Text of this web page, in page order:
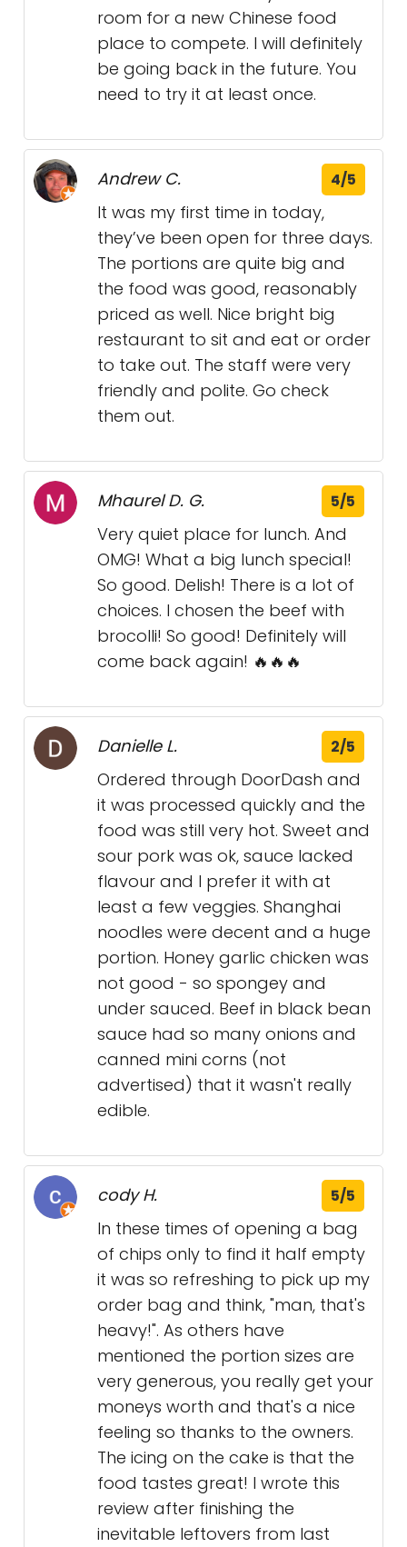
room for a new Chinese food
place to compete. I will definitely
be going back in the future. You
need to try it at least once.
Andrew C. 4/5
It was my first time in today,
they’ve been open for three days.
The portions are quite big and
the food was good, reasonably
priced as well. Nice bright big
restaurant to sit and eat or order
to take out. The staff were very
friendly and polite. Go check
them out.
Mhaurel D. G. 5/5
Very quiet place for lunch. And
OMG! What a big lunch special!
So good. Delish! There is a lot of
choices. I chosen the beef with
brocolli! So good! Definitely will
come back again! 🔥🔥🔥
Danielle L. 2/5
Ordered through DoorDash and
it was processed quickly and the
food was still very hot. Sweet and
sour pork was ok, sauce lacked
flavour and I prefer it with at
least a few veggies. Shanghai
noodles were decent and a huge
portion. Honey garlic chicken was
not good - so spongey and
under sauced. Beef in black bean
sauce had so many onions and
canned mini corns (not
advertised) that it wasn't really
edible.
cody H. 5/5
In these times of opening a bag
of chips only to find it half empty
it was so refreshing to pick up my
order bag and think, "man, that's
heavy!". As others have
mentioned the portion sizes are
very generous, you really get your
moneys worth and that's a nice
feeling so thanks to the owners.
The icing on the cake is that the
food tastes great! I wrote this
review after finishing the
inevitable leftovers from last